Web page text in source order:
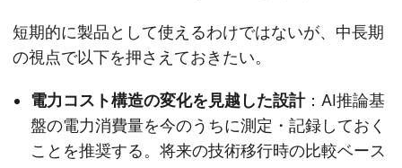
短期的に製品として使えるわけではないが、中長期
の視点で以下を押さえておきたい。
電力コスト構造の変化を見越した設計：AI推論基
盤の電力消費量を今のうちに測定・記録しておく
ことを推奨する。将来の技術移行時の比較ベース